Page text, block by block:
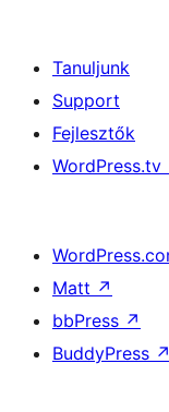
Tanuljunk
Support
Fejlesztők
WordPress.tv
Matt ↗
bbPress ↗
BuddyPress ↗